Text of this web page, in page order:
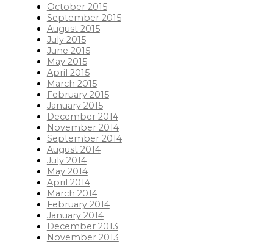
October 2015
September 2015
August 2015
July 2015
June 2015
May 2015
April 2015
March 2015
February 2015
January 2015
December 2014
November 2014
September 2014
August 2014
July 2014
May 2014
April 2014
March 2014
February 2014
January 2014
December 2013
November 2013